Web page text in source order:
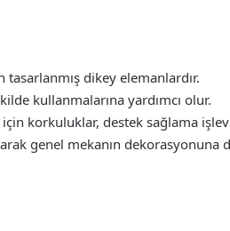
dikey elemanlardır.
kullanmalarına yardımcı olur.
korkuluklar, destek sağlama
genel mekanın dekorasyonuna